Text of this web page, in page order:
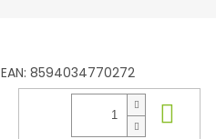
EAN: 8594034770272